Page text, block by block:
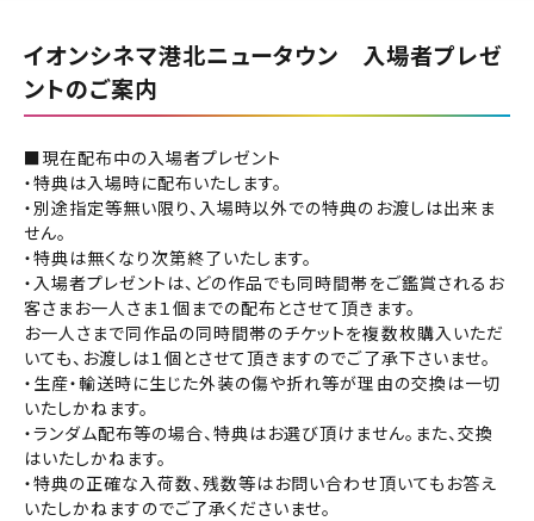
イオンシネマ港北ニュータウン 入場者プレゼ
ントのご案内
■現在配布中の入場者プレゼント
・特典は入場時に配布いたします。
・別途指定等無い限り、入場時以外での特典のお渡しは出来ま
せん。
・特典は無くなり次第終了いたします。
・入場者プレゼントは、どの作品でも同時間帯をご鑑賞されるお
客さまお一人さま１個までの配布とさせて頂きます。
お一人さまで同作品の同時間帯のチケットを複数枚購入いただ
いても、お渡しは１個とさせて頂きますのでご了承下さいませ。
・生産・輸送時に生じた外装の傷や折れ等が理由の交換は一切
いたしかねます。
・ランダム配布等の場合、特典はお選び頂けません。また、交換
はいたしかねます。
・特典の正確な入荷数、残数等はお問い合わせ頂いてもお答え
いたしかねますのでご了承くださいませ。